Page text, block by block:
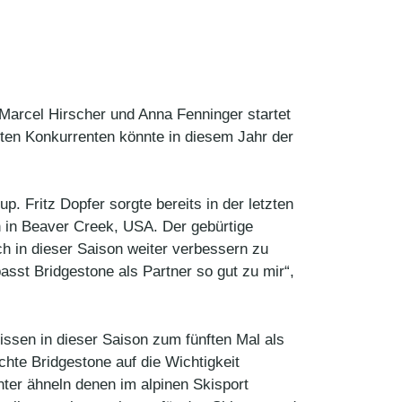
Hirscher und Anna Fenninger startet
Konkurrenten könnte in diesem Jahr der
Fritz Dopfer sorgte bereits in der letzten
Beaver Creek, USA. Der gebürtige
in dieser Saison weiter verbessern zu
Bridgestone als Partner so gut zu mir“,
in dieser Saison zum fünften Mal als
Bridgestone auf die Wichtigkeit
ähneln denen im alpinen Skisport